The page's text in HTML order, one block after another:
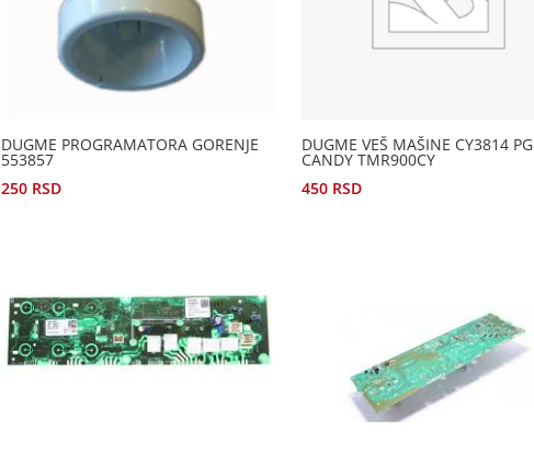
DUGME PROGRAMATORA GORENJE
553857
250 RSD
DUGME VEŠ MAŠINE CY3814 PG
CANDY TMR900CY
450 RSD